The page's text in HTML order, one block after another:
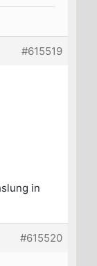
#615519
in
#615520